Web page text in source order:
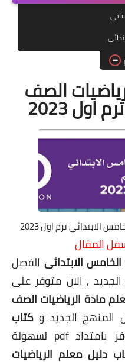
للأطفال
روايات
الصف
2023
الابتدائي ترم اول 2023
المقال
الابتدائى الفصل
2023 المنهج الجديد , الان متوفر على
مادة الرياضيات الصف
المنهج الجديد و كتاب
متوفر بامتداد pdf لسهولة
دليل معلم الرياضيات